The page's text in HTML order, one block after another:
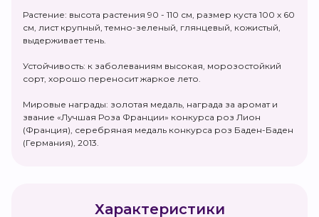
Растение: высота растения 90 - 110 см, размер куста 100 х 60
см, лист крупный, темно-зеленый, глянцевый, кожистый,
выдерживает тень.
Устойчивость: к заболеваниям высокая, морозостойкий
сорт, хорошо переносит жаркое лето.
Мировые награды: золотая медаль, награда за аромат и
звание «Лучшая Роза Франции» конкурса роз Лион
(Франция), серебряная медаль конкурса роз Баден-Баден
(Германия), 2013.
Характеристики